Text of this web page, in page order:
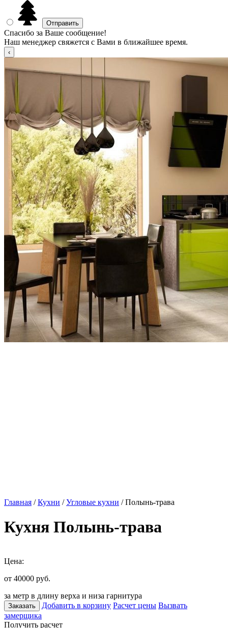
Спасибо за Ваше сообщение!
Наш менеджер свяжется с Вами в ближайшее время.
Главная /Кухни /Угловые кухни / Полынь-трава
Кухня Полынь-трава
Цена:
от 40000 руб.
за метр в длину верха и низа гарнитура
Заказать Добавить в корзину Расчет цены Вызвать
замерщика
Получить расчет